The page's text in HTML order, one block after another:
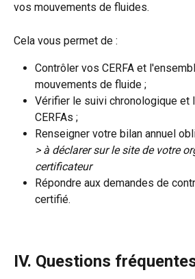
vos mouvements de fluides.
Cela vous permet de :
Contrôler vos CERFA et
mouvements de fluide ;
Vérifier le suivi chronologique et
CERFAs ;
Renseigner votre bilan annuel
> à déclarer sur le site de votre
certificateur
Répondre aux demandes de
certifié.
IV. Questions